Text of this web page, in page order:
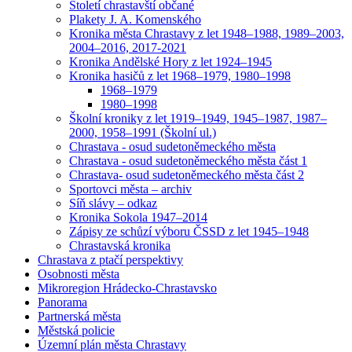
Století chrastavští občané
Plakety J. A. Komenského
Kronika města Chrastavy z let 1948–1988, 1989–2003,
2004–2016, 2017-2021
Kronika Andělské Hory z let 1924–1945
Kronika hasičů z let 1968–1979, 1980–1998
1968–1979
1980–1998
Školní kroniky z let 1919–1949, 1945–1987, 1987–
2000, 1958–1991 (Školní ul.)
Chrastava - osud sudetoněmeckého města
Chrastava - osud sudetoněmeckého města část 1
Chrastava- osud sudetoněmeckého města část 2
Sportovci města – archiv
Síň slávy – odkaz
Kronika Sokola 1947–2014
Zápisy ze schůzí výboru ČSSD z let 1945–1948
Chrastavská kronika
Chrastava z ptačí perspektivy
Osobnosti města
Mikroregion Hrádecko-Chrastavsko
Panorama
Partnerská města
Městská policie
Územní plán města Chrastavy